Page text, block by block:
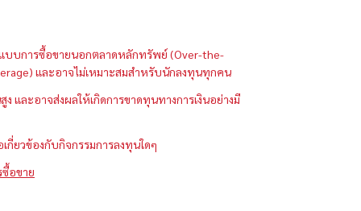
แบบการซื้อขายนอกตลาดหลักทรัพย์ (Over-the-
และอาจไม่เหมาะสมสำหรับนักลงทุนทุกคน
ง และอาจส่งผลให้เกิดการขาดทุนทางการเงินอย่างมี
กี่ยวข้องกับกิจกรรมการลงทุนใดๆ
ซื้อขาย